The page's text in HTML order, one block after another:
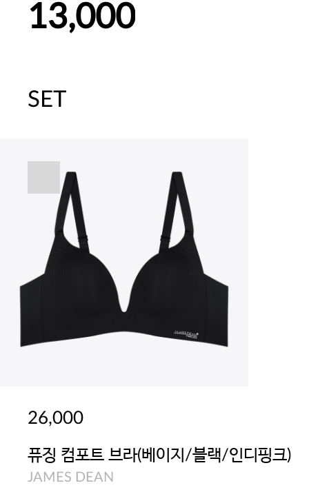
13,000
주말특가 20%(8.7~8.9)/5만원 이
[썸머블프] 2만원 할인 쿠폰(8.1~31)
SET
26,000
퓨징 컴포트 브라(베이지/블랙/인디핑크)
JAMES DEAN